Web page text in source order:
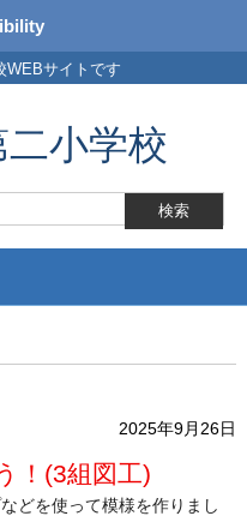
WEBサイトです
小学校
2025年9月26日
！(3組図工)
どを使って模様を作りまし